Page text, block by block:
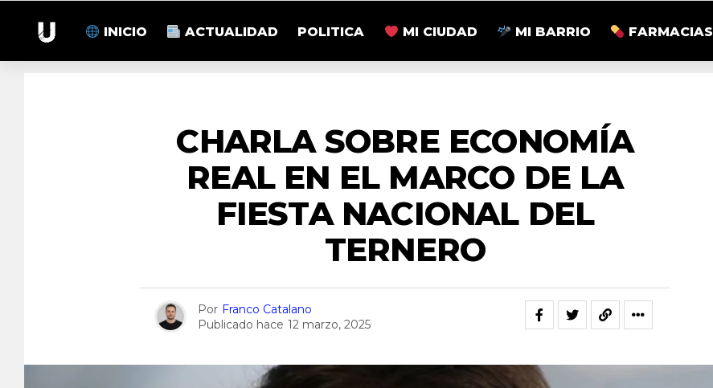
INICIO ACTUALIDAD POLITICA MI CIUDAD MI BARRIO FARMACIAS
CHARLA SOBRE ECONOMÍA
REAL EN EL MARCO DE LA
FIESTA NACIONAL DEL
TERNERO
Por Franco Catalano
Publicado hace 12 marzo, 2025